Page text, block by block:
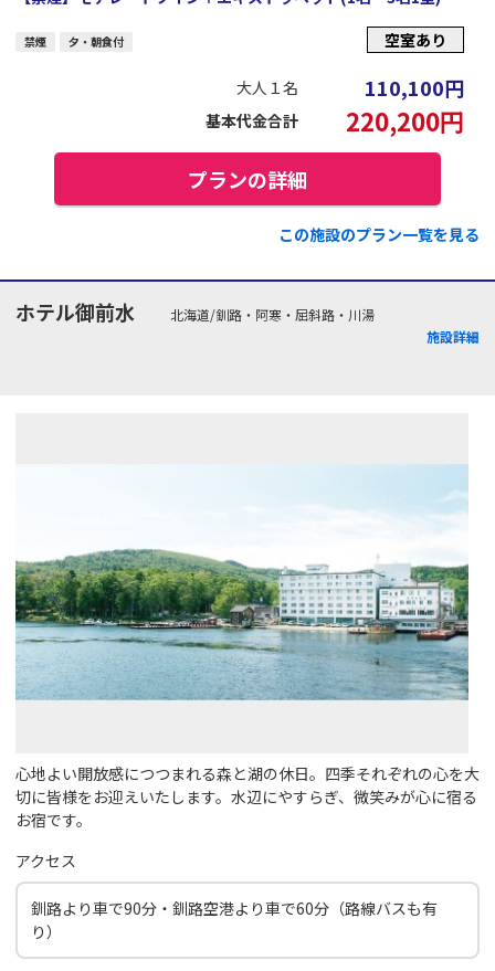
禁煙 夕・朝食付 空室あり
大人１名 110,100円
基本代金合計 220,200円
プランの詳細
この施設のプラン一覧を見る
ホテル御前水
北海道/釧路・阿寒・屈斜路・川湯
施設詳細
心地よい開放感につつまれる森と湖の休日。四季それぞれの心を大
切に皆様をお迎えいたします。水辺にやすらぎ、微笑みが心に宿る
お宿です。
アクセス
釧路より車で90分・釧路空港より車で60分（路線バスも有
り）